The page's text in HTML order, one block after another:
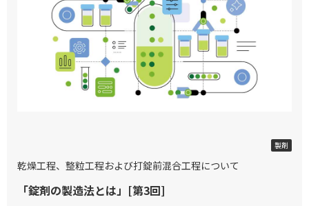
製剤
乾燥工程、整粒工程および打錠前混合工程について
「錠剤の製造法とは」[第3回]